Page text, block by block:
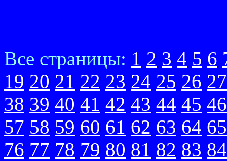
Все страницы: 1 2 3 4 5 6
19 20 21 22 23 24 25 26 27
38 39 40 41 42 43 44 45 46
57 58 59 60 61 62 63 64 65
76 77 78 79 80 81 82 83 84